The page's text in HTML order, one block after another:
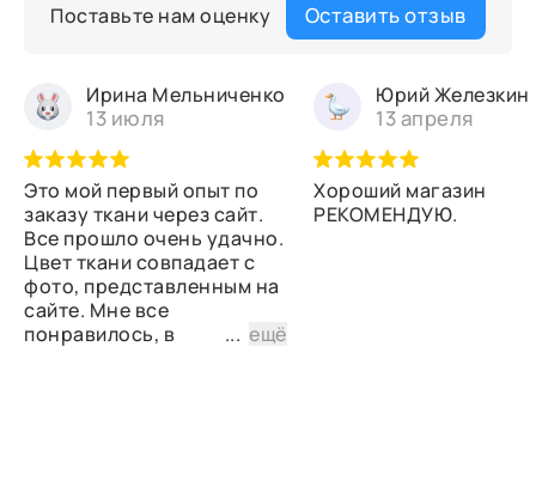
Поставьте нам оценку Оставить отзыв
Ирина Мельниченко
13 июля
Это мой первый опыт по
заказу ткани через сайт.
Все прошло очень удачно.
Цвет ткани совпадает с
фото, представленным на
сайте. Мне все
понравилось, в
...ещё
Юрий Железкин
13 апреля
Хороший магазин
РЕКОМЕНДУЮ.